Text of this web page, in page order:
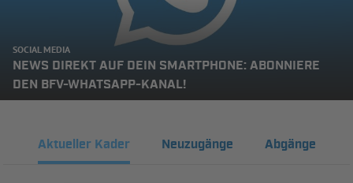
SOCIAL MEDIA
NEWS DIREKT AUF DEIN SMARTPHONE: ABONNIERE
DEN BFV-WHATSAPP-KANAL!
Aktueller Kader Neuzugänge Abgänge